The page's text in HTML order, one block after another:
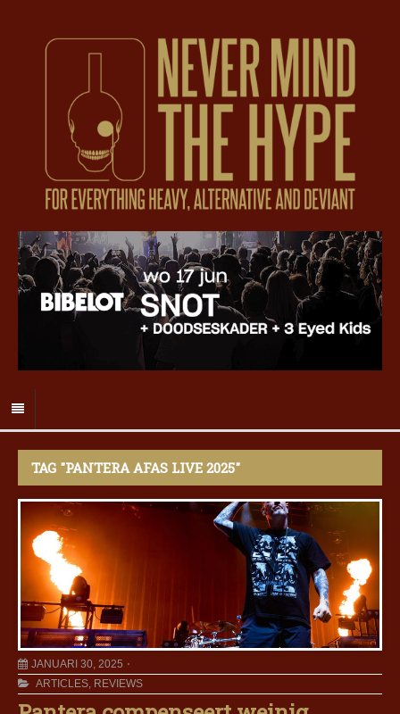
TAG "PANTERA AFAS LIVE 2025"
JANUARI 30, 2025
ARTICLES, REVIEWS